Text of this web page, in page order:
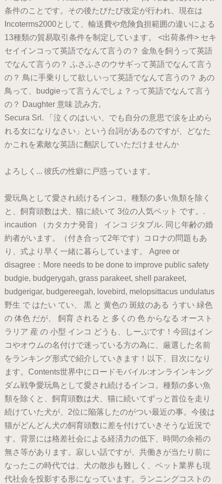
条件のことです。その後たびたび改定が行われ、現在は
Incoterms2000として、輸送費や危険負担範囲の違いによる
13種類の貿易取引条件を制定しています。 <出荷条件> セキ
セイインコって英語でなんて言うの？ 金魚を飼うって英語
でなんて言うの？ ふさふさのウサギって英語でなんて言う
の？ 鳥に手乗りして欲しいって英語でなんて言うの？ あの
鳥って、budgieって言うんでしょ？って英語でなんて言う
の？ Daughter 意味 読み方,
Secura Srl. 「泣くのはいい、でも自分の意思で涙を止めら
れる女になりなさい」という台詞があるのですが、どなた
かこれを素敵な英語に翻訳していただけませんか
よろしく... 彼氏の性癖に戸惑っています。
愛玩鳥として愛され続けるインコ。種類の多い魚類を除く
と、飼育頭数は犬、猫に続いて 3位の人気ペット です。.
incaution （カタカナ発音） インコ ジタブル. 同じ年齢の婚
約者がいます。（付き合って2年です）コロナの問題もあ
り、式より早く一緒に暮らしています。 Agree or
disagree：More needs to be done to improve public safety
budgie, budgerygah, grass parakeet, shell parakeet,
budgerigar, budgereegah, lovebird, melopsittacus undulatus
野生 で はたい てい、 黒 と 黄色の 斑紋のある うすい 緑色
の 体色 だが、 飼育 される と 多くの 色 からなる オースト
ラリア 産 の 小型 インコ どうも、しーぷです！今回はイン
コやオウムの名付けで迷っている方の為に、厳選した名前
をランキング形式で紹介していきます！以下、目次になり
ます。Contents世界中にロードモバイル:オンラインキング
ダム戦争愛玩鳥として愛され続けるインコ。種類の多い魚
類を除くと、飼育頭数は犬、猫に続いてずっと首位を走り
続けていた犬が、2位に陥落したのがつい最近の事。今後は
猫がどんどん犬の飼育頭数に差を付けていきそうな近況で
す。背景には格差社会による経済力の低下、時間の余裕の
無さ等があります。寂しい話ですが、共働きが当たり前に
なったこの時代では、犬の散歩も難しく、ペット業界も現
代社会を投影する形になっています。ランニングコストの